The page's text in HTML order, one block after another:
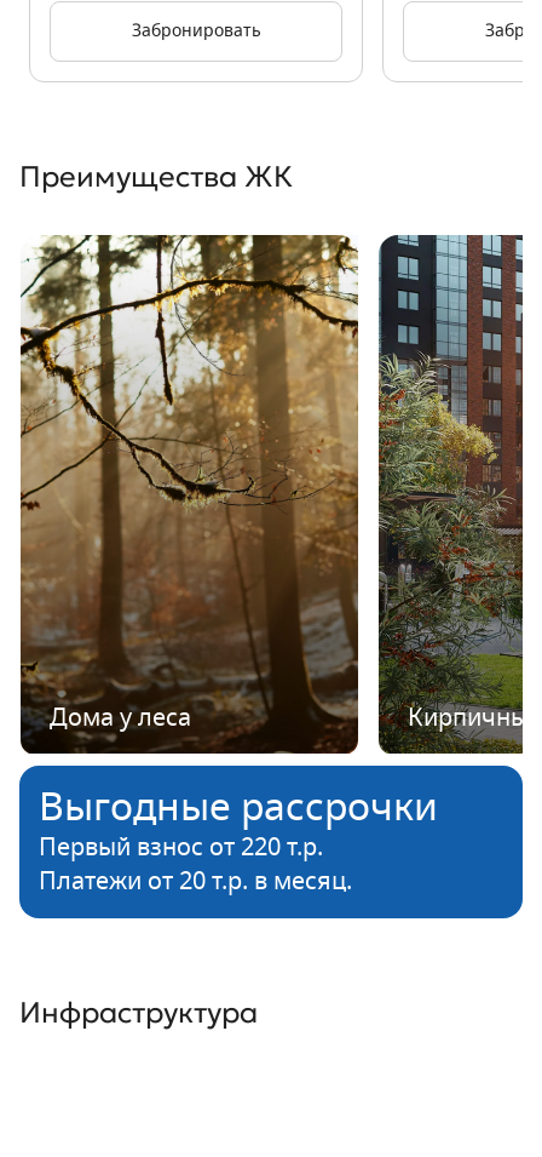
Забронировать
Преимущества ЖК
Дома у леса
Выгодные рассрочки
Первый взнос от 220 т.р.
Платежи от 20 т.р. в месяц.
Инфраструктура